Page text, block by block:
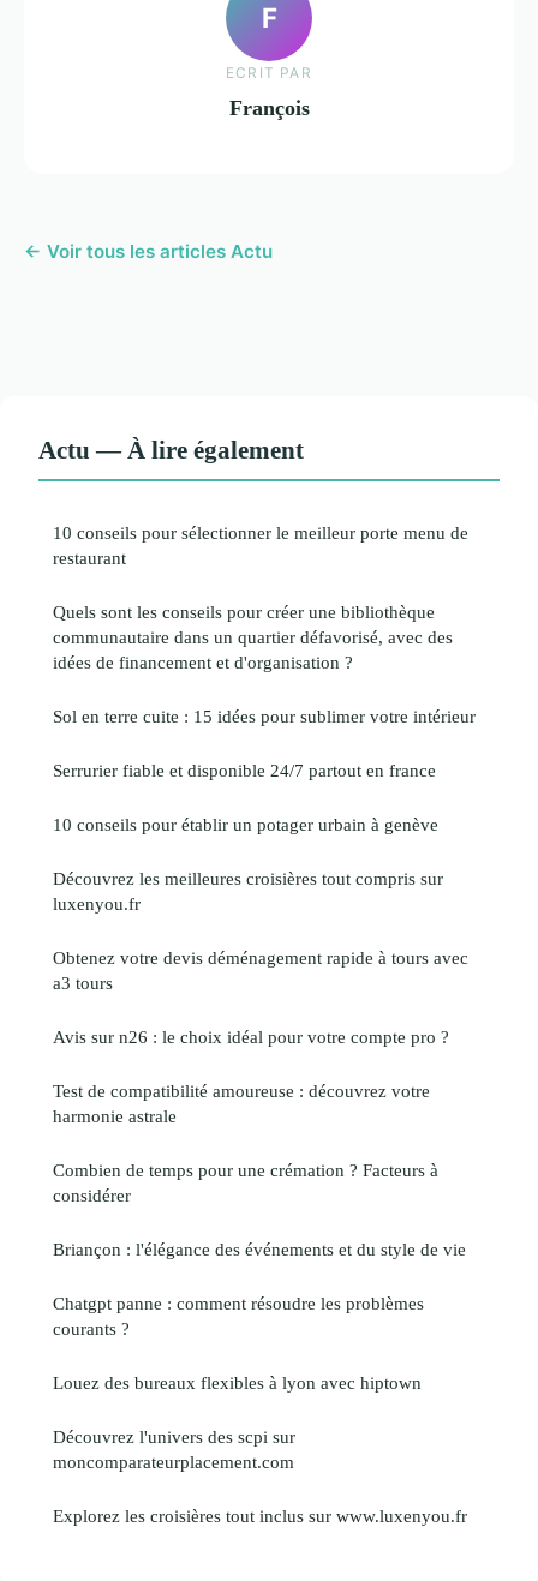
F
ECRIT PAR
François
← Voir tous les articles Actu
Actu — À lire également
10 conseils pour sélectionner le meilleur porte menu de
restaurant
Quels sont les conseils pour créer une bibliothèque
communautaire dans un quartier défavorisé, avec des
idées de financement et d'organisation ?
Sol en terre cuite : 15 idées pour sublimer votre intérieur
Serrurier fiable et disponible 24/7 partout en france
10 conseils pour établir un potager urbain à genève
Découvrez les meilleures croisières tout compris sur
luxenyou.fr
Obtenez votre devis déménagement rapide à tours avec
a3 tours
Avis sur n26 : le choix idéal pour votre compte pro ?
Test de compatibilité amoureuse : découvrez votre
harmonie astrale
Combien de temps pour une crémation ? Facteurs à
considérer
Briançon : l'élégance des événements et du style de vie
Chatgpt panne : comment résoudre les problèmes
courants ?
Louez des bureaux flexibles à lyon avec hiptown
Découvrez l'univers des scpi sur
moncomparateurplacement.com
Explorez les croisières tout inclus sur www.luxenyou.fr